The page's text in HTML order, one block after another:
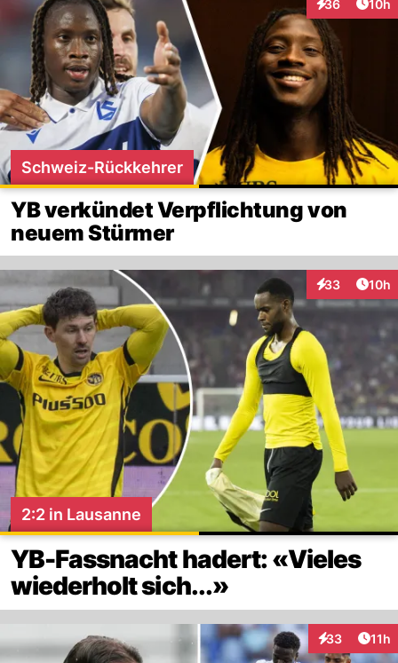
36
Interaktionen
10h
Schweiz-Rückkehrer
YB verkündet Verpflichtung von
neuem Stürmer
33
Interaktionen
10h
2:2 in Lausanne
YB-Fassnacht hadert: «Vieles
wiederholt sich...»
33
Interaktionen
11h